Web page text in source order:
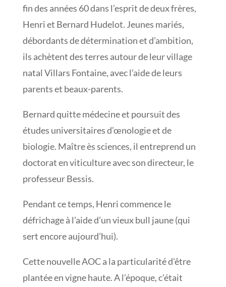
fin des années 60 dans l’esprit de deux frères,
Henri et Bernard Hudelot. Jeunes mariés,
débordants de détermination et d’ambition,
ils achètent des terres autour de leur village
natal Villars Fontaine, avec l’aide de leurs
parents et beaux-parents.
Bernard quitte médecine et poursuit des
études universitaires d’œnologie et de
biologie. Maître ès sciences, il entreprend un
doctorat en viticulture avec son directeur, le
professeur Bessis.
Pendant ce temps, Henri commence le
défrichage à l’aide d’un vieux bull jaune (qui
sert encore aujourd’hui).
Cette nouvelle AOC a la particularité d’être
plantée en vigne haute. A l’époque, c’était